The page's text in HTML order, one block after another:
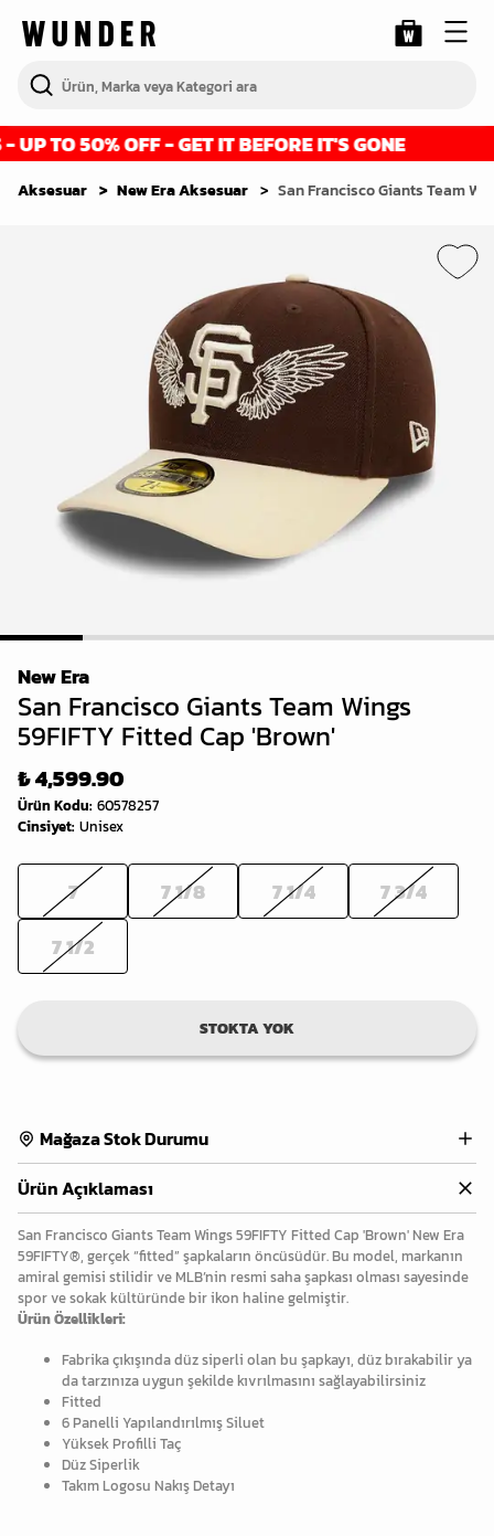
TO 50% OFF - GET IT BEFORE IT'S GONE
Aksesuar New Era Aksesuar San Francisco Giants Team
1 2 3 4 5 6
New Era
San Francisco Giants Team Wings
59FIFTY Fitted Cap 'Brown'
₺ 4,599.90
Ürün Kodu: 60578257
Cinsiyet: Unisex
7 7 1/8 7 1/4
7 3/4
7 1/2
STOKTA YOK
Mağaza Stok Durumu
Ürün Açıklaması
San Francisco Giants Team Wings 59FIFTY Fitted Cap 'Brown' New Era
59FIFTY®, gerçek “fitted” şapkaların öncüsüdür. Bu model, markanın
amiral gemisi stilidir ve MLB’nin resmi saha şapkası olması sayesinde
spor ve sokak kültüründe bir ikon haline gelmiştir.
Ürün Özellikleri:
Fabrika çıkışında düz siperli olan bu şapkayı, düz bırakabilir ya
da tarzınıza uygun şekilde kıvrılmasını sağlayabilirsiniz
Fitted
6 Panelli Yapılandırılmış Siluet
Yüksek Profilli Taç
Düz Siperlik
Takım Logosu Nakış Detayı